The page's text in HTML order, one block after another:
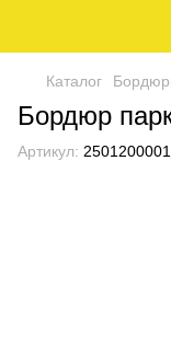
Каталог
Бордюр
Артикул: 2501200001